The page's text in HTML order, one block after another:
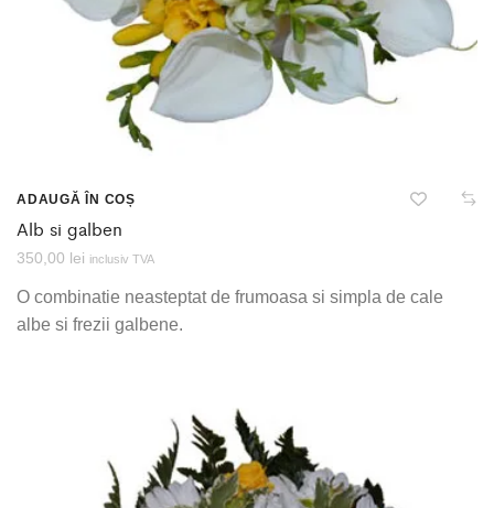
ADAUGĂ ÎN COȘ
Alb si galben
350,00 lei inclusiv TVA
O combinatie neasteptat de frumoasa si simpla de cale
albe si frezii galbene.